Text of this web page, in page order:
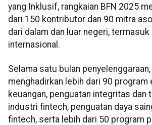
yang Inklusif, rangkaian BFN 2025
dari 150 kontributor dan 90 mitra
dari dalam dan luar negeri,
internasional.
Selama satu bulan penyelenggaraan,
menghadirkan lebih dari 90
keuangan, penguatan integritas dan
industri fintech, penguatan daya
fintech, serta lebih dari 50 program